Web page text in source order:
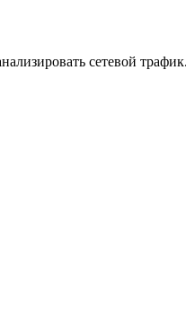
сетевой трафик.